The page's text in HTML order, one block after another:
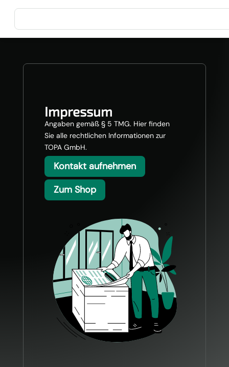
Impressum
Angaben gemäß § 5 TMG. Hier finden
Sie alle rechtlichen Informationen zur
TOPA GmbH.
Kontakt aufnehmen
Zum Shop